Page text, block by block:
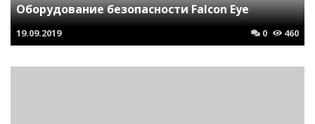
Оборудование безопасности Falcon Eye
19.09.2019 0 460